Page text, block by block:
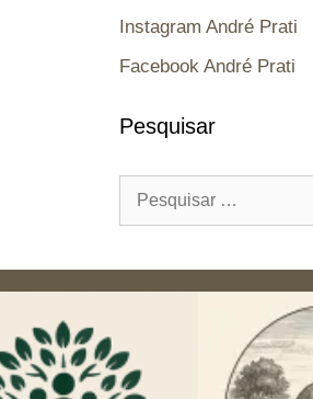
Instagram André Prati
Facebook André Prati
Pesquisar
por: